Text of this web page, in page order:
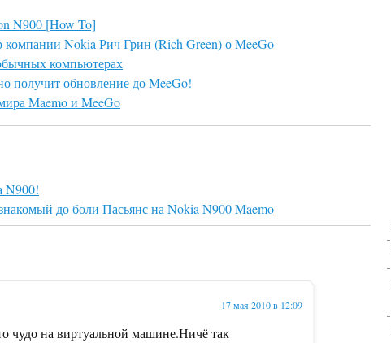
N900 [How To]
компании Nokia Рич Грин (Rich Green) о MeeGo
компьютерах
получит обновление до MeeGo!
Maemo и MeeGo
N900!
до боли Пасьянс на Nokia N900 Maemo
17 мая 2010 в 12:09
чудо на виртуальной машине.Ничё так